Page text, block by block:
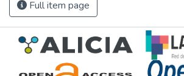
Full item page